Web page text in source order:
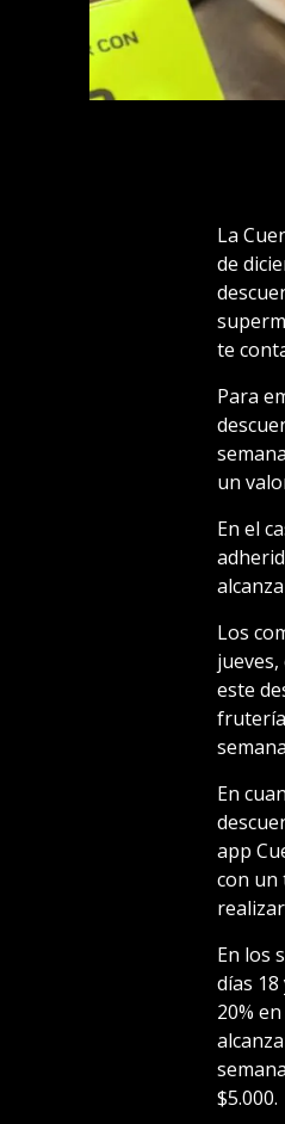
La
de
te
Para
un
En el
Los
este
En
app
con un
En los
días
20%
$5.000.